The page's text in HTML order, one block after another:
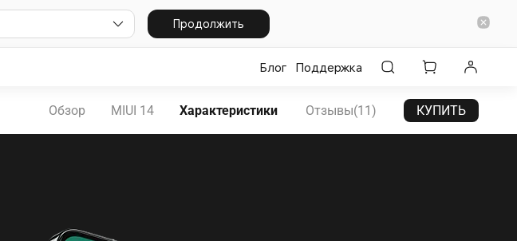
Продолжить
Блог Поддержка
Обзор MIUI 14 Характеристики Отзывы(11) КУПИТЬ